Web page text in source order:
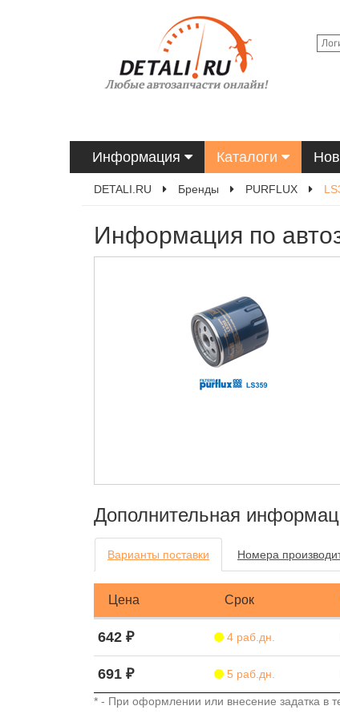
Информация Каталоги
DETALI.RU Бренды PURFLUX
Информация по
Дополнительная
Варианты поставки Номера
Цена Срок
642 ₽ 4 раб.дн.
691 ₽ 5 раб.дн.
* - При оформлении или внесение задатка в